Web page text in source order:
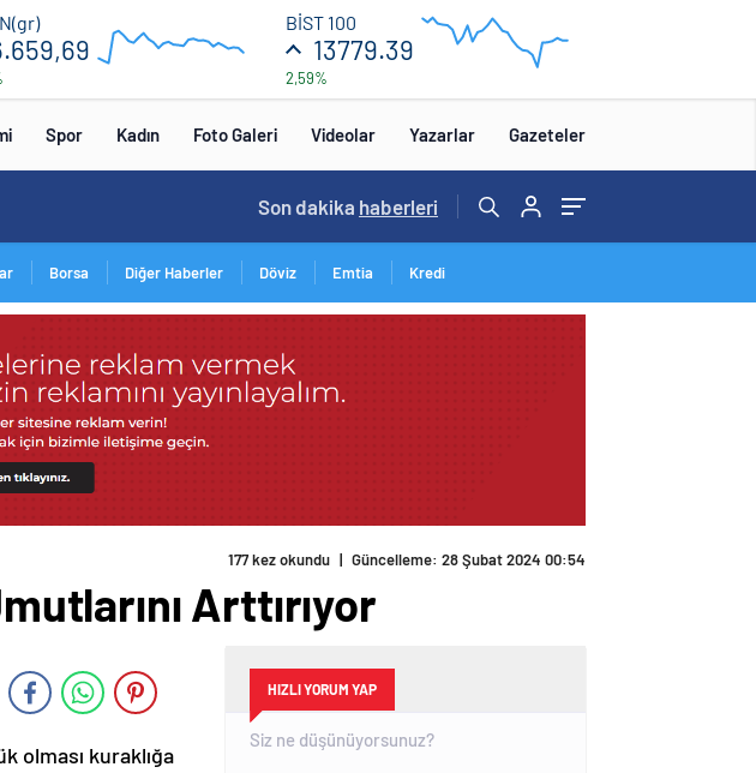
12:00 16:00
BİST 100
13779.39
2,59%
12:00
Spor Kadın Foto Galeri Videolar Yazarlar Gazeteler
Son dakika haberleri
Borsa Diğer Haberler Döviz Emtia Kredi
177 kez okundu | Güncelleme: 28 Şubat 2024 00:54
Arttırıyor
olması kuraklığa
HIZLI YORUM YAP